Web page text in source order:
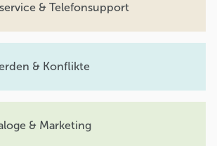
& Telefonsupport
& Konflikte
& Marketing